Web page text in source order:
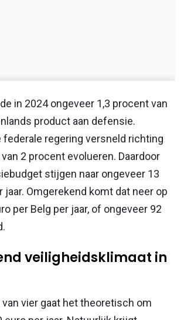
in 2024 ongeveer 1,3 procent van
product aan defensie.
federale regering versneld richting
2 procent evolueren. Daardoor
stijgen naar ongeveer 13
jaar. Omgerekend komt dat neer op
per Belg per jaar, of ongeveer 92
veiligheidsklimaat in
vier gaat het theoretisch om